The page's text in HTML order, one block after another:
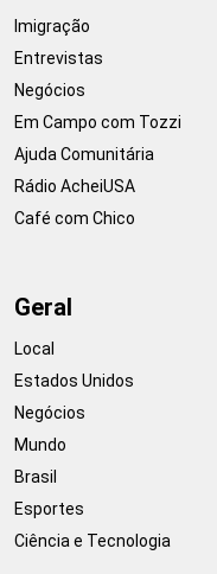
Imigração
Entrevistas
Negócios
Em Campo com Tozzi
Ajuda Comunitária
Rádio AcheiUSA
Café com Chico
Geral
Local
Estados Unidos
Negócios
Mundo
Brasil
Esportes
Ciência e Tecnologia